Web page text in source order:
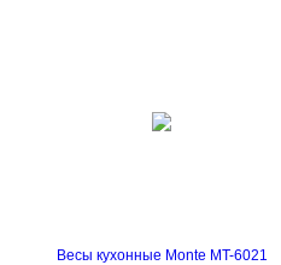
Весы кухонные Monte MT-6021